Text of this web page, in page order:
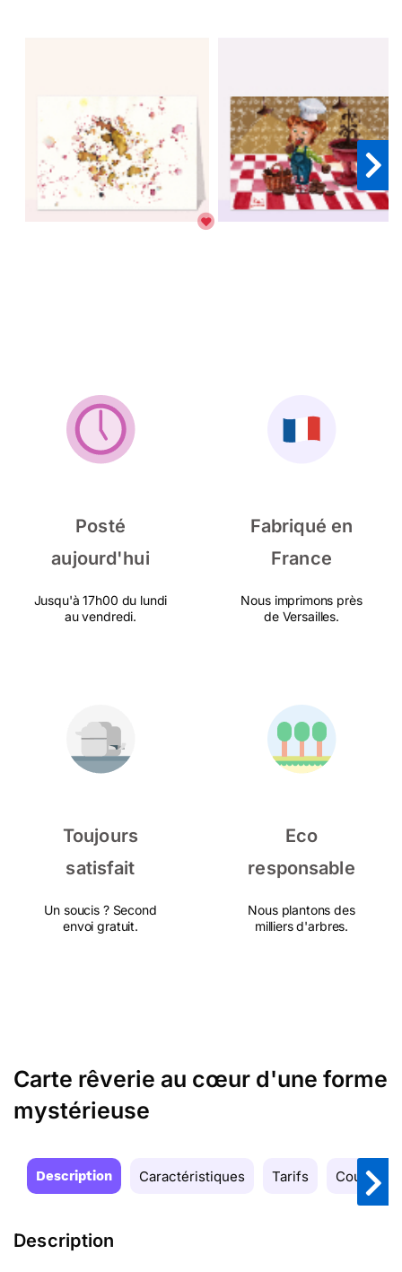
Posté
aujourd'hui
Jusqu'à 17h00 du lundi
au vendredi.
Fabriqué en
France
Nous imprimons près
de Versailles.
Toujours
satisfait
Un soucis ? Second
envoi gratuit.
Eco
responsable
Nous plantons des
milliers d'arbres.
Carte rêverie au cœur d'une forme
mystérieuse
Description Caractéristiques Tarifs Couleurs
Description